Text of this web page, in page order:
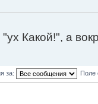
Какой!", а
за: Поле